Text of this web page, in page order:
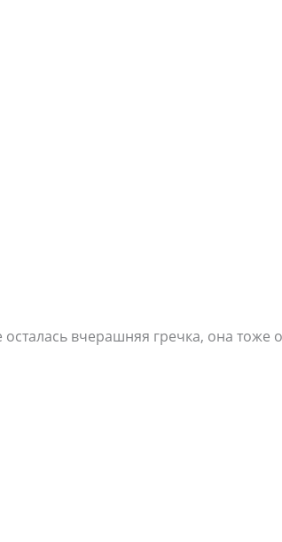
вчерашняя гречка, она тоже